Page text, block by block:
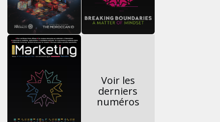
Voir les
derniers
numéros